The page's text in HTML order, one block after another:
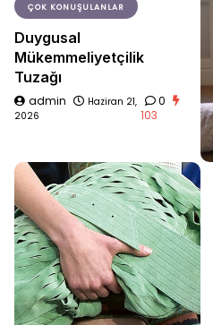
ÇOK KONUŞULANLAR
Duygusal
Mükemmeliyetçilik
Tuzağı
admin
Haziran 21,
2026
0
103